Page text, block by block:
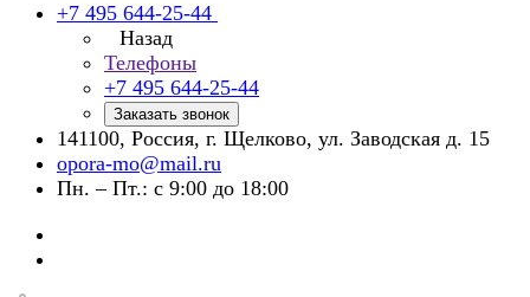
+7 495 644-25-44
Назад
Телефоны
+7 495 644-25-44
Заказать звонок
141100, Россия, г. Щелково, ул. Заводская д. 15
opora-mo@mail.ru
Пн. – Пт.: с 9:00 до 18:00